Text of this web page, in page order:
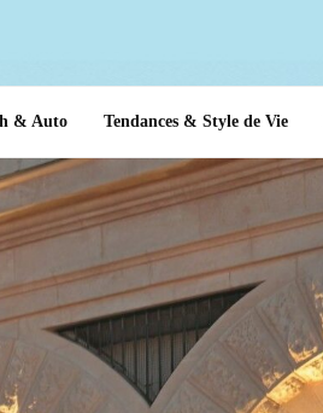
& Auto Tendances & Style de Vie